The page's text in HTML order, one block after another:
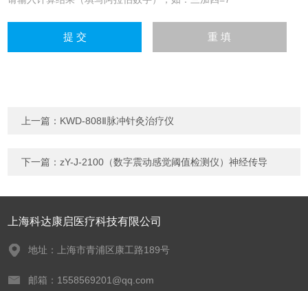
上一篇： KWD-808Ⅱ脉冲针灸治疗仪
下一篇：zY-J-2100（数字震动感觉阈值检测仪）神经传导
上海科达康启医疗科技有限公司
地址：上海市青浦区康工路189号
邮箱：1558569201@qq.com